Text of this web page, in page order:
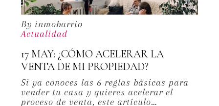
By inmobarrio
Actualidad
17 MAY: ¿CÓMO ACELERAR LA
VENTA DE MI PROPIEDAD?
Si ya conoces las 6 reglas básicas para
vender tu casa y quieres acelerar el
proceso de venta, este artículo…